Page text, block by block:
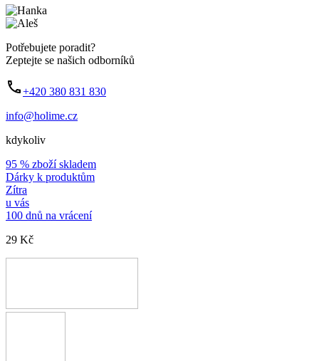
Potřebujete poradit?
Zeptejte se našich odborníků
+420 380 831 830
info@holime.cz
kdykoliv
95 % zboží skladem
Dárky k produktům
Zítra
u vás
100 dnů na vrácení
29 Kč